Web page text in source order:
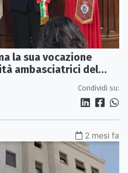
la sua vocazione
ambasciatrici del
Condividi su:
2 mesi fa